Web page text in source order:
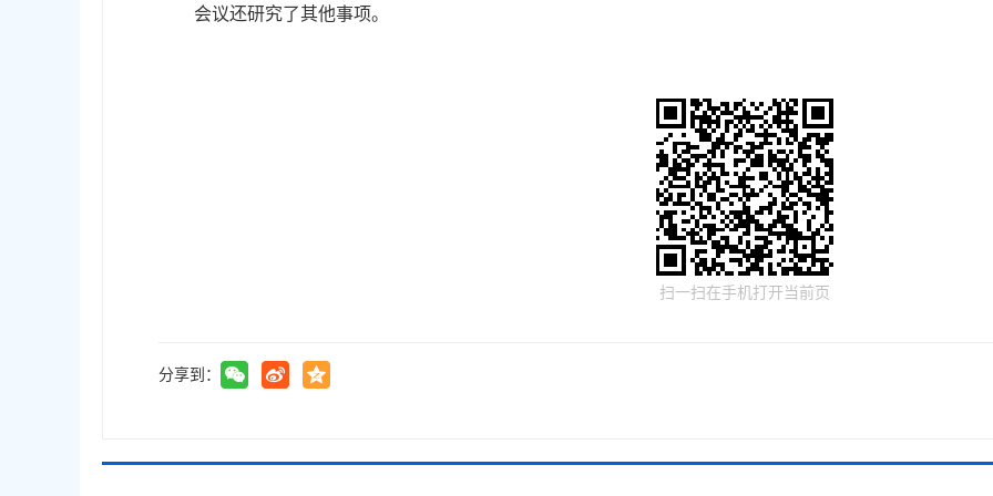
会议还研究了其他事项。
扫一扫在手机打开当前页
分享到：